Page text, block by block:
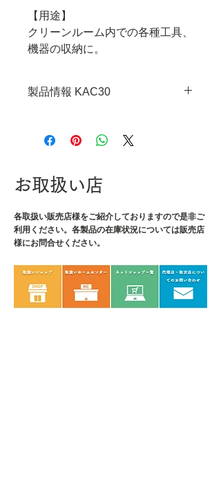
【用途】
クリーンルーム内での各種工具、
機器の収納に。
製品情報 KAC30
・外寸：L458×W332×H177mm
・重量：4000g
お取扱い店
各取扱い販売店様をご紹介しておりますので是非ご
利用ください。各製品の在庫状況については販売店
様にお問合せください。